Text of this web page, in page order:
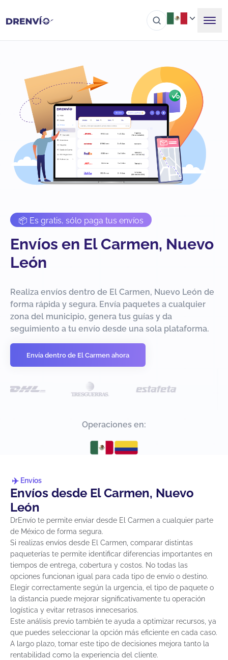
📦 Es gratis, sólo paga tus envíos
Envíos en El Carmen, Nuevo
León
Realiza envíos dentro de El Carmen, Nuevo León de
forma rápida y segura. Envía paquetes a cualquier
zona del municipio, genera tus guías y da
seguimiento a tu envío desde una sola plataforma.
Envía dentro de El Carmen ahora
Operaciones en:
Envíos
Envíos desde El Carmen, Nuevo
León
DrEnvío te permite enviar desde El Carmen a cualquier parte
de México de forma segura.
Si realizas envíos desde El Carmen, comparar distintas
paqueterías te permite identificar diferencias importantes en
tiempos de entrega, cobertura y costos. No todas las
opciones funcionan igual para cada tipo de envío o destino.
Elegir correctamente según la urgencia, el tipo de paquete o
la distancia puede mejorar significativamente tu operación
logística y evitar retrasos innecesarios.
Este análisis previo también te ayuda a optimizar recursos, ya
que puedes seleccionar la opción más eficiente en cada caso.
A largo plazo, tomar este tipo de decisiones mejora tanto la
rentabilidad como la experiencia del cliente.